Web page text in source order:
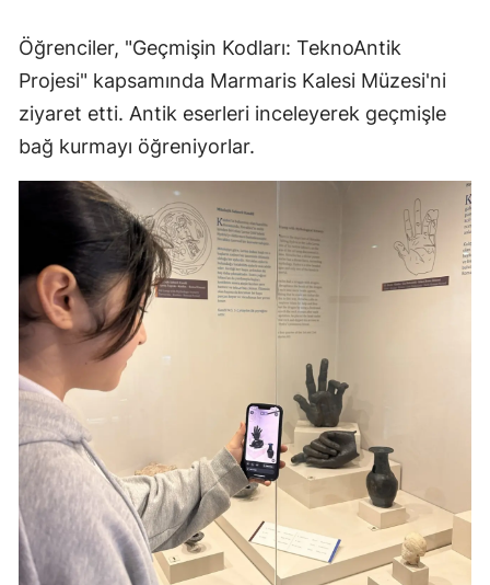
Öğrenciler, "Geçmişin Kodları: TeknoAntik
Projesi" kapsamında Marmaris Kalesi Müzesi'ni
ziyaret etti. Antik eserleri inceleyerek geçmişle
bağ kurmayı öğreniyorlar.